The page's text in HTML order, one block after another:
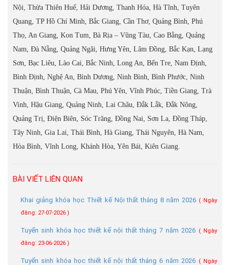
Nội, Thừa Thiên Huế, Hải Dương, Thanh Hóa, Hà Tĩnh, Tuyên
Quang, TP Hồ Chí Minh, Bắc Giang, Cần Thơ, Quảng Bình, Phú
Thọ, An Giang, Kon Tum, Bà Rịa – Vũng Tàu, Cao Bằng, Quảng
Nam, Đà Nẵng, Quảng Ngãi, Hưng Yên, Lâm Đồng, Bắc Kạn, Lạng
Sơn, Bạc Liêu, Lào Cai, Bắc Ninh, Long An, Bến Tre, Nam Định,
Bình Định, Nghệ An, Bình Dương, Ninh Bình, Bình Phước, Ninh
Thuận, Bình Thuận, Cà Mau, Phú Yên, Vĩnh Phúc, Tiền Giang, Trà
Vinh, Hậu Giang, Quảng Ninh, Lai Châu, Đắk Lắk, Đắk Nông,
Quảng Trị, Điện Biên, Sóc Trăng, Đồng Nai, Sơn La, Đồng Tháp,
Tây Ninh, Gia Lai, Thái Bình, Hà Giang, Thái Nguyên, Hà Nam,
Hòa Bình, Vĩnh Long, Khánh Hòa, Yên Bái, Kiên Giang.
BÀI VIẾT LIÊN QUAN
Khai giảng khóa học Thiết kế Nội thất tháng 8 năm 2026 ( Ngày
đăng: 27-07-2026 )
Tuyển sinh khóa học thiết kế nội thất tháng 7 năm 2026 ( Ngày
đăng: 23-06-2026 )
Tuyển sinh khóa học thiết kế nội thất tháng 6 năm 2026 ( Ngày